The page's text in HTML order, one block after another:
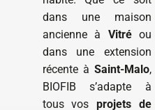
dans une maison
ancienne à Vitréou
dans une extension
récente à Saint-Malo,
BIOFIB s’adapte à
tous vosprojets de